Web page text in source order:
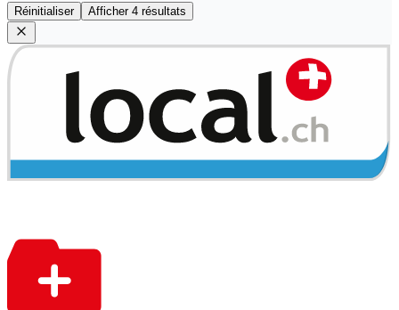
Réinitialiser Afficher 4 résultats